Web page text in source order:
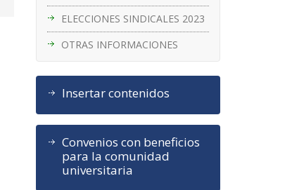
ELECCIONES SINDICALES 2023
OTRAS INFORMACIONES
Insertar contenidos
Convenios con beneficios
para la comunidad
universitaria